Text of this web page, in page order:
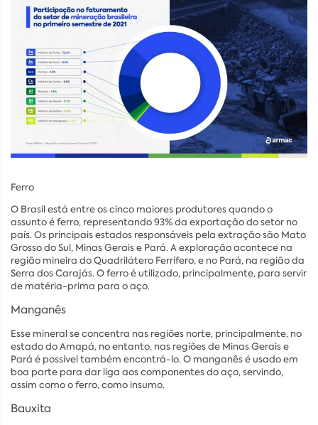
Ferro
O Brasil está entre os cinco maiores produtores quando o
assunto é ferro, representando 93% da exportação do setor no
país. Os principais estados responsáveis pela extração são Mato
Grosso do Sul, Minas Gerais e Pará. A exploração acontece na
região mineira do Quadrilátero Ferrífero, e no Pará, na região da
Serra dos Carajás. O ferro é utilizado, principalmente, para servir
de matéria-prima para o aço.
Manganês
Esse mineral se concentra nas regiões norte, principalmente, no
estado do Amapá, no entanto, nas regiões de Minas Gerais e
Pará é possível também encontrá-lo. O manganês é usado em
boa parte para dar liga aos componentes do aço, servindo,
assim como o ferro, como insumo.
Bauxita